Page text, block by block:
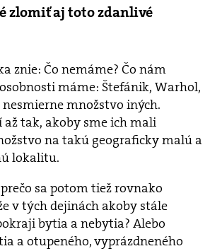
zlomiť aj toto zdanlivé
znie: Čo nemáme? Čo nám
máme: Štefánik, Warhol,
nesmierne množstvo iných.
tak, akoby sme ich mali
na takú geograficky malú a
lokalitu.
sa potom tiež rovnako
v tých dejinách akoby stále
bytia a nebytia? Alebo
a otupeného, vyprázdneného